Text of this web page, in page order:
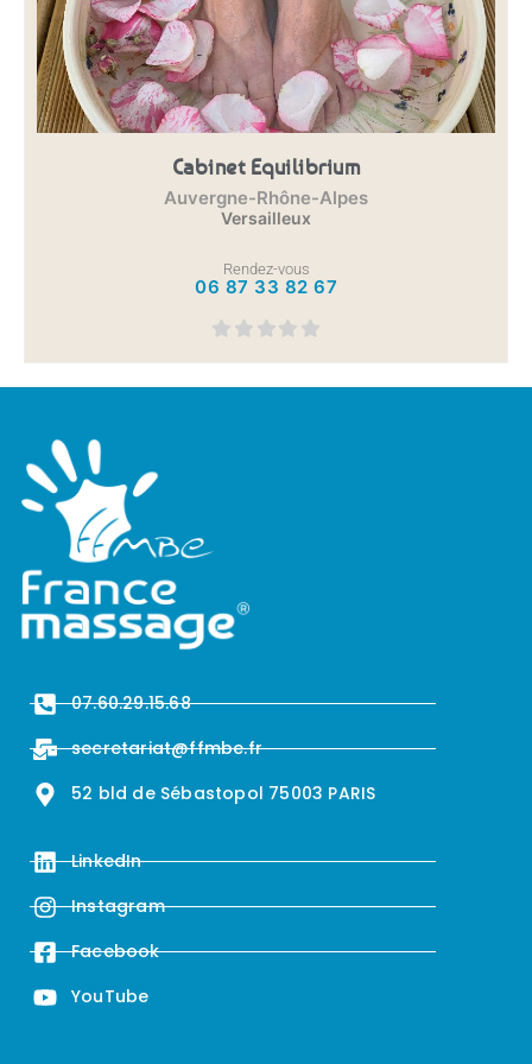
Cabinet Equilibrium
Auvergne-Rhône-Alpes
Versailleux
Rendez-vous
06 87 33 82 67
07.60.29.15.68
secretariat@ffmbe.fr
52 bld de Sébastopol 75003 PARIS
LinkedIn
Instagram
Facebook
YouTube